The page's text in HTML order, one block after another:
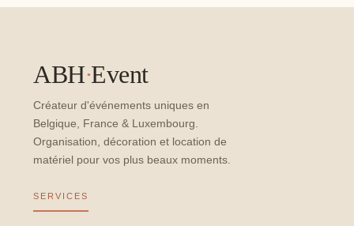
ABH·Event
Créateur d'événements uniques en
Belgique, France & Luxembourg.
Organisation, décoration et location de
matériel pour vos plus beaux moments.
SERVICES